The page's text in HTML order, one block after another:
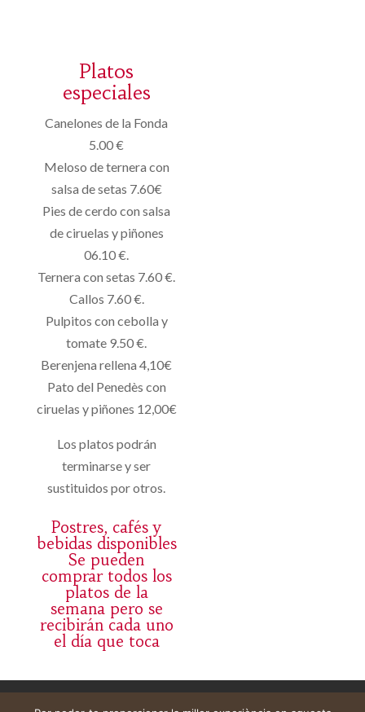
Platos
especiales
Canelones de la Fonda
5.00 €
Meloso de ternera con
salsa de setas 7.60€
Pies de cerdo con salsa
de ciruelas y piñones
06.10 €.
Ternera con setas 7.60 €.
Callos 7.60 €.
Pulpitos con cebolla y
tomate 9.50 €.
Berenjena rellena 4,10€
Pato del Penedès con
ciruelas y piñones 12,00€
Los platos podrán
terminarse y ser
sustituidos por otros.
Postres, cafés y
bebidas disponibles
Se pueden
comprar todos los
platos de la
semana pero se
recibirán cada uno
el día que toca